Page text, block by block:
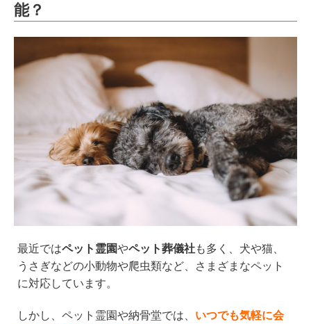
能？
最近ではペット霊園やペット葬儀社も多く、犬や猫、
うさぎなどの小動物や爬虫類など、さまざまなペット
に対応しています。
しかし、ペット霊園や納骨堂では、 いつでも気軽に会